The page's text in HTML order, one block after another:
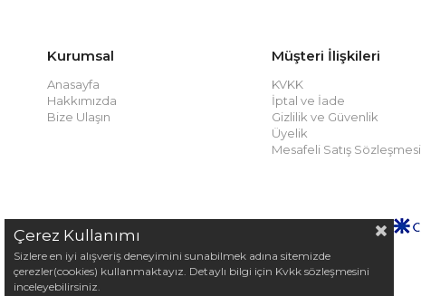
Kurumsal
Anasayfa
Hakkımızda
Bize Ulaşın
Müşteri İlişkileri
KVKK
İptal ve İade
Gizlilik ve Güvenlik
Üyelik
Mesafeli Satış Sözleşmesi
Çerez Kullanımı
Sizlere en iyi alışveriş deneyimini sunabilmek adına sitemizde
çerezler(cookies) kullanmaktayız. Detaylı bilgi için Kvkk sözleşmesini
inceleyebilirsiniz.